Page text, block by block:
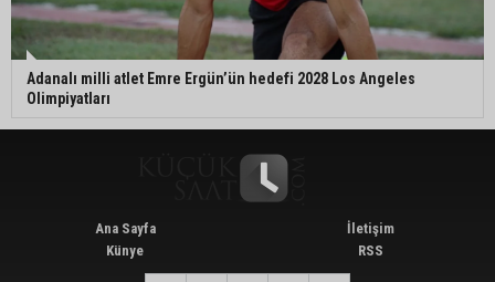
Adanalı milli atlet Emre Ergün’ün hedefi 2028 Los Angeles
Olimpiyatları
Ana Sayfa
Künye
İletişim
RSS